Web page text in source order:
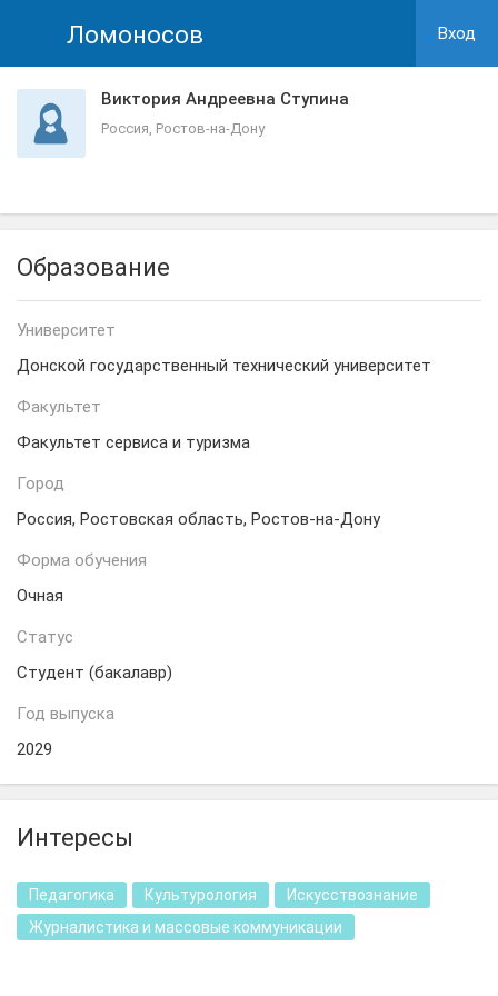
Ломоносов Вход
Виктория Андреевна Ступина
Россия, Ростов-на-Дону
Образование
Университет
Донской государственный технический университет
Факультет
Факультет сервиса и туризма
Город
Россия, Ростовская область, Ростов-на-Дону
Форма обучения
Очная
Статус
Студент (бакалавр)
Год выпуска
2029
Интересы
Педагогика Культурология
Искусствознание
Журналистика и массовые коммуникации